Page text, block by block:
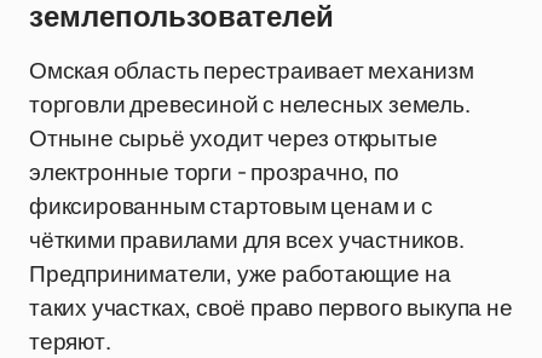
землепользователей
Омская область перестраивает механизм
торговли древесиной с нелесных земель.
Отныне сырьё уходит через открытые
электронные торги - прозрачно, по
фиксированным стартовым ценам и с
чёткими правилами для всех участников.
Предприниматели, уже работающие на
таких участках, своё право первого выкупа не
теряют.